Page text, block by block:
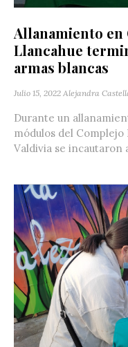
Allanamiento
Llancahue
armas blancas
Julio 15, 2022 Alejandra
Durante un
módulos del
Valdivia se incautaron